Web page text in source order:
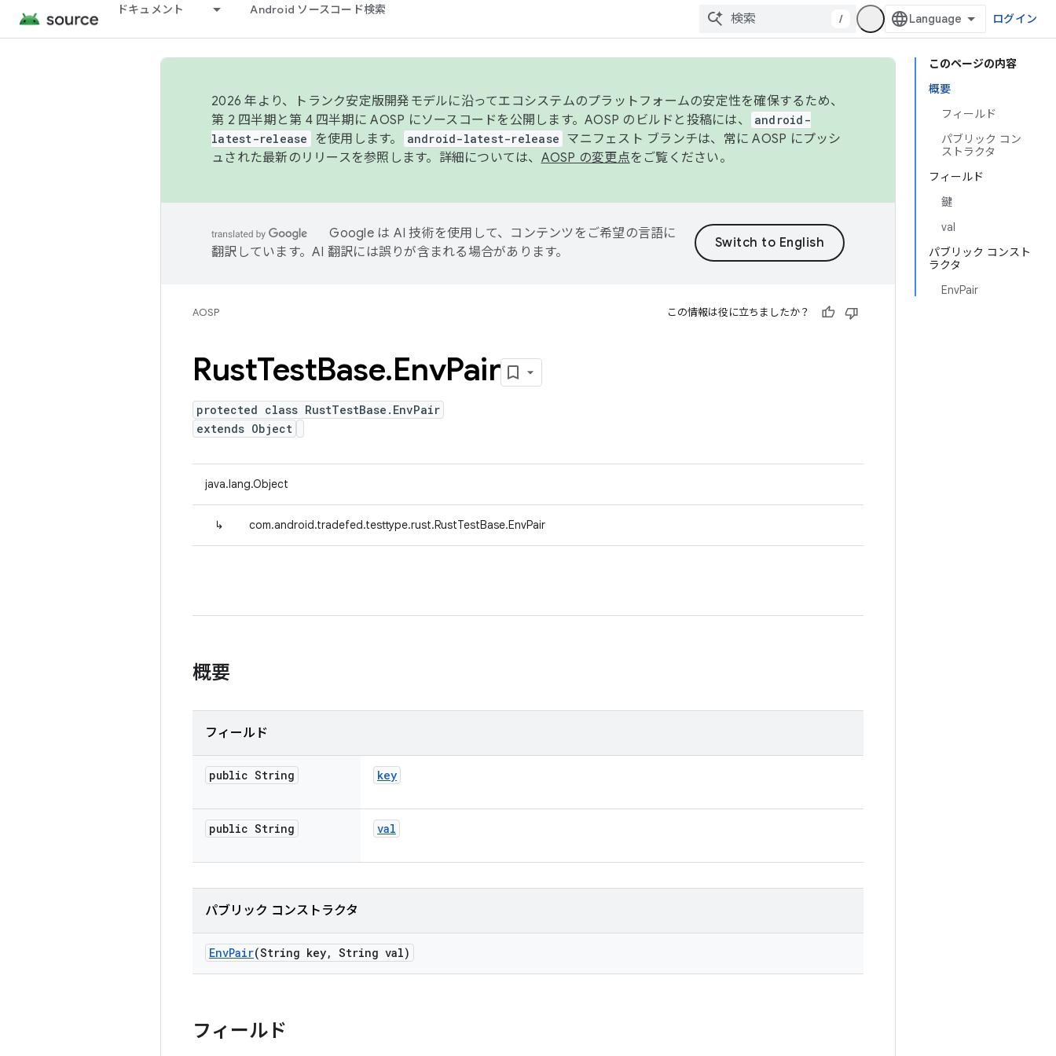
ドキュメント Android ソースコード検索
/ ログイン
このページの内容
概要
フィールド
パブリック コン
ストラクタ
フィールド
鍵
val
パブリック コンスト
ラクタ
EnvPair
2026 年より、トランク安定版開発モデルに沿ってエコシステムのプラットフォームの安定性を確保するため、
第 2 四半期と第 4 四半期に AOSP にソースコードを公開します。AOSP のビルドと投稿には、
android-
latest-release
を使用します。 android-latest-release マニフェスト ブランチは、常に AOSP にプッシ
ュされた最新のリリースを参照します。詳細については、 AOSP の変更点をご覧ください。
Google は AI 技術を使用して、コンテンツをご希望の言語に
翻訳しています。AI 翻訳には誤りが含まれる場合があります。
AOSP この情報は役に立ちましたか？
RustTestBase.EnvPair
protected class RustTestBase.EnvPair
extends Object
java.lang.Object
↳ com.android.tradefed.testtype.rust.RustTestBase.EnvPair
概要
フィールド
public String key
public String val
パブリック コンストラクタ
EnvPair(String key, String val)
フィールド